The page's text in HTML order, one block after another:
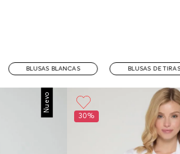
BLUSAS BLANCAS BLUSAS DE TIRAS
Nuevo
30%